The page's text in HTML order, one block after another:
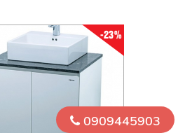
-23%
0909445903